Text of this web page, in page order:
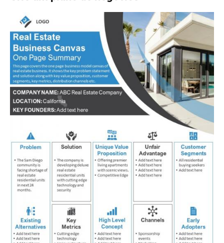
Garantindo financiamento: capital
para o seu negócio imobiliário
Obter um financiamento adequado é essencial
para iniciar e expandir seu negócio imobiliário.
Desde a captação de capital inicial até a gestão
das despesas contínuas, considere as seguintes
Crie um plano de negócios